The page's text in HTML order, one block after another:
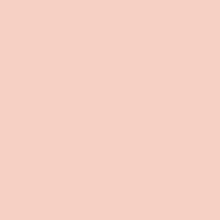
und mit
wir's probiert haben,
dich auf der ganzen Welt